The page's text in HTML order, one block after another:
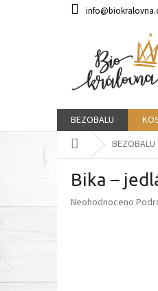
BEZOBALU
Domů BEZOBALU
Bika –
Průměrné
Neohodnoceno